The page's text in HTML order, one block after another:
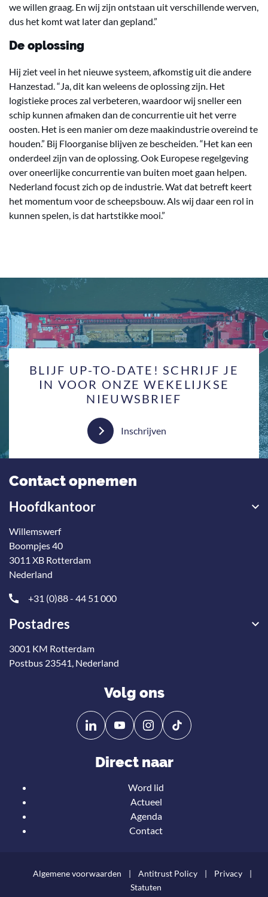
we willen graag. En wij zijn ontstaan uit verschillende werven,
dus het komt wat later dan gepland.”
De oplossing
Hij ziet veel in het nieuwe systeem, afkomstig uit die andere
Hanzestad. “Ja, dit kan weleens de oplossing zijn. Het
logistieke proces zal verbeteren, waardoor wij sneller een
schip kunnen afmaken dan de concurrentie uit het verre
oosten. Het is een manier om deze maakindustrie overeind te
houden.” Bij Floorganise blijven ze bescheiden. “Het kan een
onderdeel zijn van de oplossing. Ook Europese regelgeving
over oneerlijke concurrentie van buiten moet gaan helpen.
Nederland focust zich op de industrie. Wat dat betreft keert
het momentum voor de scheepsbouw. Als wij daar een rol in
kunnen spelen, is dat hartstikke mooi.”
BLIJF UP-TO-DATE! SCHRIJF JE
IN VOOR ONZE WEKELIJKSE
NIEUWSBRIEF
Inschrijven
Contact opnemen
Hoofdkantoor
Willemswerf
Boompjes 40
3011 XB Rotterdam
Nederland
+31 (0)88 - 44 51 000
Postadres
3001 KM Rotterdam
Postbus 23541, Nederland
Volg ons
Volg
ons
Linkedin
Volg
ons
YouTube
Direct naar
Word lid
Actueel
Agenda
Contact
Algemene voorwaarden Antitrust Policy
Privacy
Statuten